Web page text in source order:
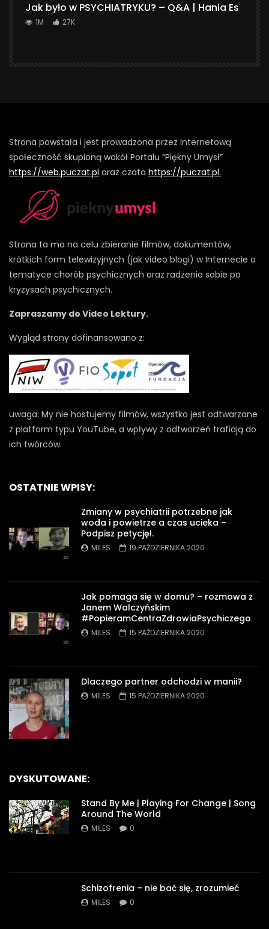
Jak było w PSYCHIATRYKU? – Q&A | Hania Es
1M 27K
Strona powstała i jest prowadzona przez Internetową
społeczność skupioną wokół Portalu “Piękny Umysł”
https://web.puczat.pl oraz czata https://puczat.pl.
Strona ta ma na celu zbieranie filmów, dokumentów,
krótkich form telewizyjnych (jak video blogi) w Internecie o
tematyce chorób psychicznych oraz radzenia sobie po
kryzysach psychicznych.
Zapraszamy do Video Lektury.
Wygląd strony dofinansowano z:
uwaga: My nie hostujemy filmów, wszystko jest odtwarzane
z platform typu YouTube, a wpływy z odtworzeń trafiają do
ich twórców.
OSTATNIE WPISY:
Zmiany w psychiatrii potrzebne jak
woda i powietrze a czas ucieka –
Podpisz petycję!.
MILES 19 PAŹDZIERNIKA 2020
Jak pomaga się w domu? – rozmowa z
Janem Walczyńskim
#PopieramCentraZdrowiaPsychiczego
MILES 15 PAŹDZIERNIKA 2020
Dlaczego partner odchodzi w manii?
MILES 15 PAŹDZIERNIKA 2020
DYSKUTOWANE:
Stand By Me | Playing For Change | Song
Around The World
MILES 0
Schizofrenia – nie bać się, zrozumieć
MILES 0